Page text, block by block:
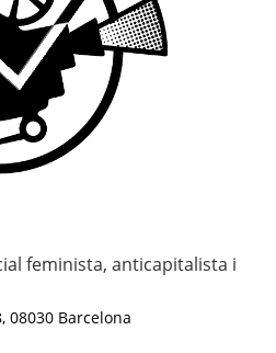
feminista, anticapitalista i
08030 Barcelona